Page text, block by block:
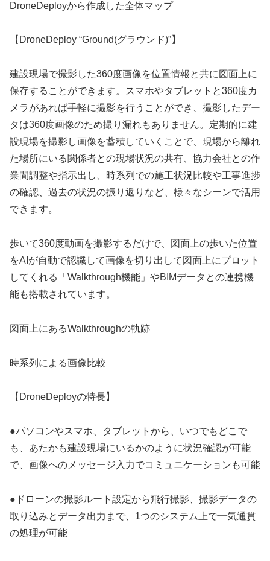
DroneDeployから作成した全体マップ
【DroneDeploy “Ground(グラウンド)”】
建設現場で撮影した360度画像を位置情報と共に図面上に
保存することができます。スマホやタブレットと360度カ
メラがあれば手軽に撮影を行うことができ、撮影したデー
タは360度画像のため撮り漏れもありません。定期的に建
設現場を撮影し画像を蓄積していくことで、現場から離れ
た場所にいる関係者との現場状況の共有、協力会社との作
業間調整や指示出し、時系列での施工状況比較や工事進捗
の確認、過去の状況の振り返りなど、様々なシーンで活用
できます。
歩いて360度動画を撮影するだけで、図面上の歩いた位置
をAIが自動で認識して画像を切り出して図面上にプロット
してくれる「Walkthrough機能」やBIMデータとの連携機
能も搭載されています。
図面上にあるWalkthroughの軌跡
時系列による画像比較
【DroneDeployの特長】
●パソコンやスマホ、タブレットから、いつでもどこで
も、あたかも建設現場にいるかのように状況確認が可能
で、画像へのメッセージ入力でコミュニケーションも可能
●ドローンの撮影ルート設定から飛行撮影、撮影データの
取り込みとデータ出力まで、1つのシステム上で一気通貫
の処理が可能